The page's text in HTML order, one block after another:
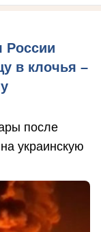
России
в клочья –
после
украинскую